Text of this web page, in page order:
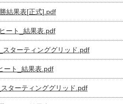
結果表[正式].pdf
ート_結果表.pdf
スターティンググリッド.pdf
ート_結果表.pdf
ターティンググリッド.pdf